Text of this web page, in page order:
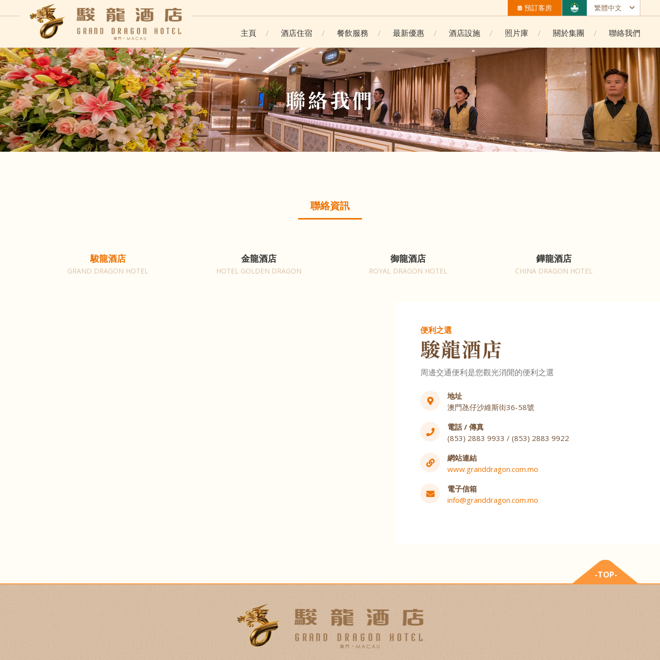
預訂客房 繁體中文
主頁 酒店住宿 餐飲服務 最新優惠 酒店設施 照片庫 關於集團 聯絡我們
聯絡我們
聯絡資訊
駿龍酒店
GRAND DRAGON HOTEL
金龍酒店
HOTEL GOLDEN DRAGON
御龍酒店
ROYAL DRAGON HOTEL
鏵龍酒店
CHINA DRAGON HOTEL
便利之選
駿龍酒店
周邊交通便利是您觀光消閒的便利之選
地址
澳門氹仔沙維斯街36-58號
電話 / 傳真
(853) 2883 9933 / (853) 2883 9922
網站連結
www.granddragon.com.mo
電子信箱
info@granddragon.com.mo
-TOP-